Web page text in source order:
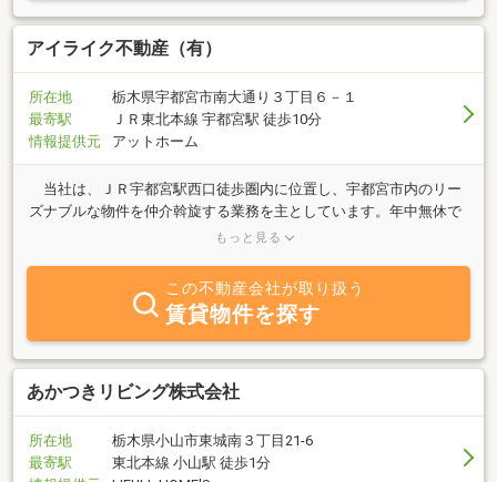
アイライク不動産（有）
所在地
栃木県宇都宮市南大通り３丁目６－１
最寄駅
ＪＲ東北本線 宇都宮駅 徒歩10分
情報提供元
アットホーム
当社は、ＪＲ宇都宮駅西口徒歩圏内に位置し、宇都宮市内のリー
ズナブルな物件を仲介斡旋する業務を主としています。年中無休で
各種相談の受付・生活福祉への対応・迅速な入居サービスをモット
もっと見る
この不動産会社が取り扱う
賃貸物件を探す
あかつきリビング株式会社
所在地
栃木県小山市東城南３丁目21-6
最寄駅
東北本線 小山駅 徒歩1分